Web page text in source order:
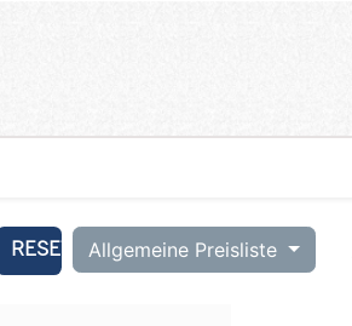
RESET Allgemeine Preisliste